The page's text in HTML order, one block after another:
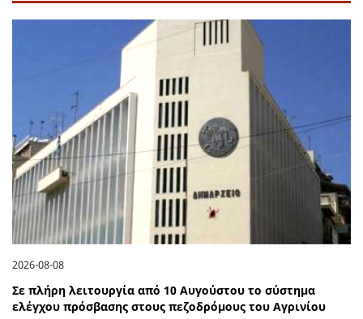
2026-08-08
Σε πλήρη λειτουργία από 10 Αυγούστου το σύστημα
ελέγχου πρόσβασης στους πεζοδρόμους του Αγρινίου